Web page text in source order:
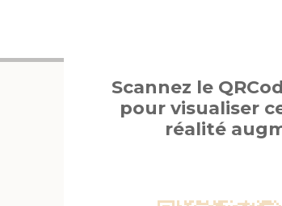
Scannez le
pour visualiser
réalité